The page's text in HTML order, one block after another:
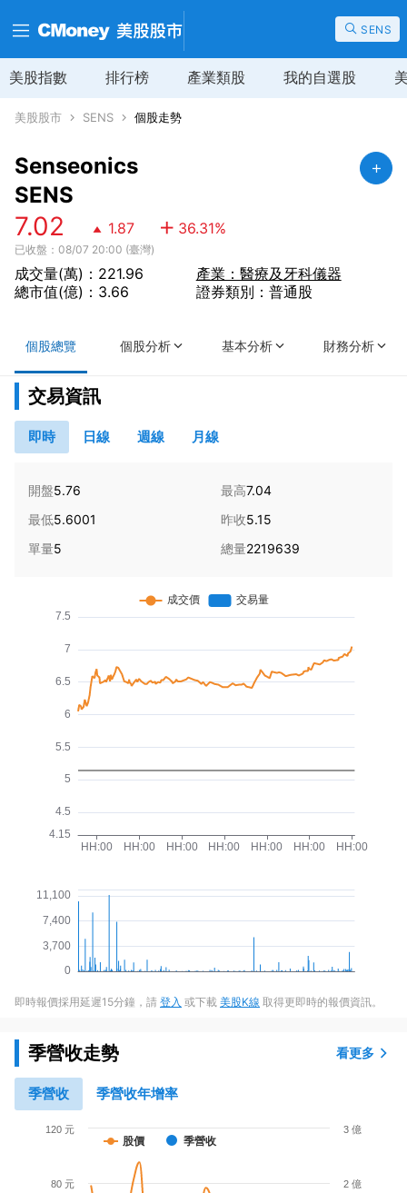
SENS
美股指數 排行榜 產業類股 我的自選股
美股股市 SENS 個股走勢
Senseonics
SENS
7.02 1.87 36.31%
已收盤：08/07 20:00 (臺灣)
成交量(萬)：221.96
總市值(億)：3.66
產業：醫療及牙科儀器
證券類別：普通股
個股總覽 個股分析 基本分析 財務分析
交易資訊
即時 日線 週線 月線
開盤5.76 最高7.04
最低5.6001 昨收5.15
單量5 總量2219639
即時報價採用延遲15分鐘，請 登入 或下載 美股K線 取得更即時的報價資訊。
季營收走勢 看更多
季營收 季營收年增率
股價 季營收
80 元
120 元
2 億
3 億